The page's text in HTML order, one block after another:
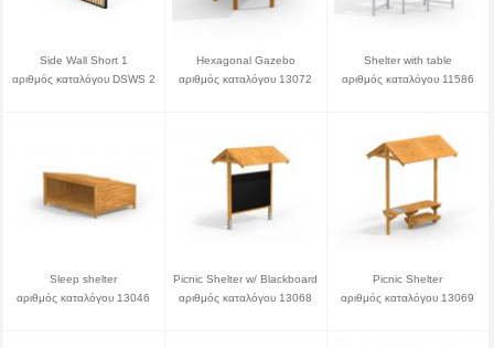
Side Wall Short 1
αριθμός καταλόγου DSWS 2
Hexagonal Gazebo
αριθμός καταλόγου 13072
Shelter with table
αριθμός καταλόγου 11586
Sleep shelter
αριθμός καταλόγου 13046
Picnic Shelter w/ Blackboard
αριθμός καταλόγου 13068
Picnic Shelter
αριθμός καταλόγου 13069